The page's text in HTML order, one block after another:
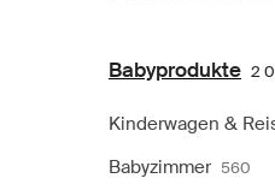
Babyprodukte 2
Kinderwagen &
Babyzimmer 560